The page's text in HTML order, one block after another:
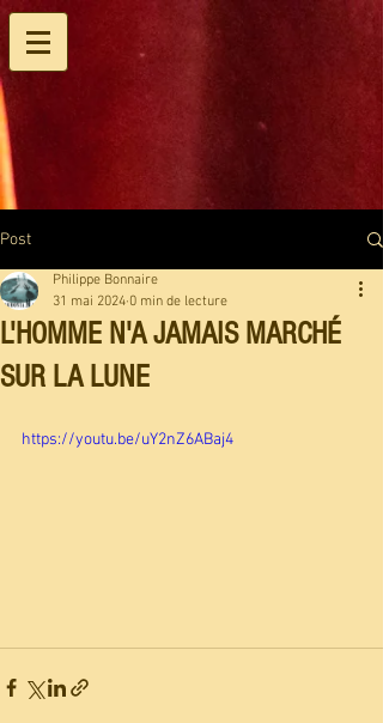
Post
L'HOMME N'A JAMAIS MARCHÉ
SUR LA LUNE
Philippe Bonnaire
31 mai 2024 0 min de lecture
https://youtu.be/uY2nZ6ABaj4